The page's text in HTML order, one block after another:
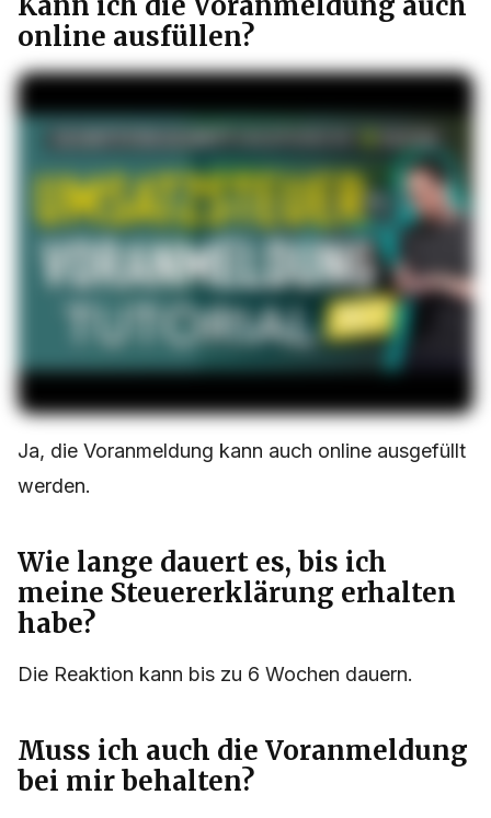
online ausfüllen?
Ja, die Voranmeldung kann auch online ausgefüllt
werden.
Wie lange dauert es, bis ich
meine Steuererklärung erhalten
habe?
Die Reaktion kann bis zu 6 Wochen dauern.
Muss ich auch die Voranmeldung
bei mir behalten?